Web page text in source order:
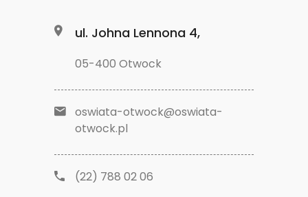
ul. Johna Lennona 4,
05-400 Otwock
oswiata-otwock@oswiata-
otwock.pl
(22) 788 02 06